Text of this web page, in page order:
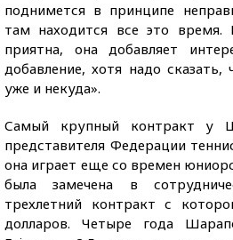
поднимется в принципе
там находится все это время.
приятна, она добавляет
добавление, хотя надо
уже и некуда».
Самый крупный контракт у
представителя Федерации
она играет еще со времен
была замечена в
трехлетний контракт с
долларов. Четыре года